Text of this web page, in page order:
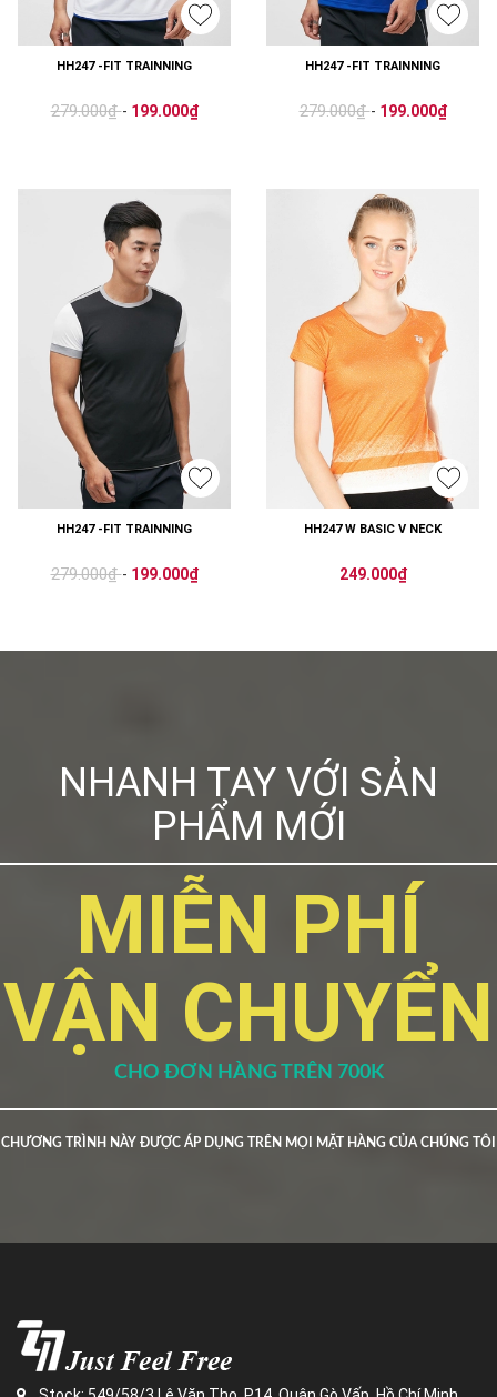
HH247 -FIT TRAINNING
279.000₫- 199.000₫
HH247 -FIT TRAINNING
279.000₫- 199.000₫
HH247 -FIT TRAINNING
279.000₫- 199.000₫
HH247 W BASIC V NECK
249.000₫
NHANH TAY VỚI SẢN
PHẨM MỚI
MIỄN PHÍ
VẬN CHUYỂN
CHO ĐƠN HÀNG TRÊN 700K
CHƯƠNG TRÌNH NÀY ĐƯỢC ÁP DỤNG TRÊN MỌI MẶT HÀNG CỦA CHÚNG TÔI